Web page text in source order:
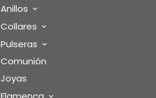
Anillos
Collares
Pulseras
Comunión
Joyas